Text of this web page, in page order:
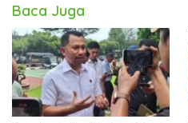
Baca Juga